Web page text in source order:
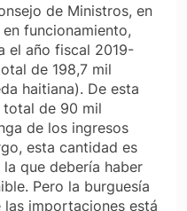
de Ministros, en
funcionamiento,
el año fiscal 2019-
de 198,7 mil
haitiana). De esta
total de 90 mil
de los ingresos
esta cantidad es
que debería haber
Pero la burguesía
importaciones está